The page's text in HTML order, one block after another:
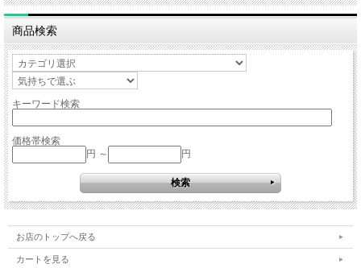
商品検索
キーワード検索
価格帯検索
円 ～
円
お店のトップへ戻る
カートを見る